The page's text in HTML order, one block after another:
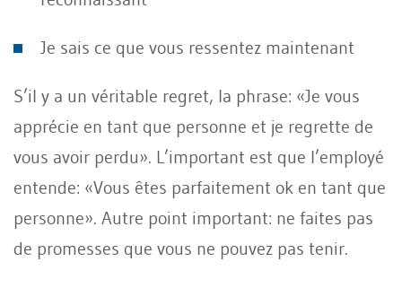
Je sais ce que vous ressentez maintenant
S’il y a un véritable regret, la phrase: «Je vous
apprécie en tant que personne et je regrette de
vous avoir perdu». L’important est que l’employé
entende: «Vous êtes parfaitement ok en tant que
personne». Autre point important: ne faites pas
de promesses que vous ne pouvez pas tenir.